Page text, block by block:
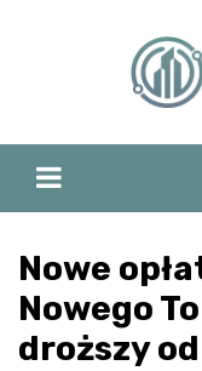
Nowe
Nowego
droższy